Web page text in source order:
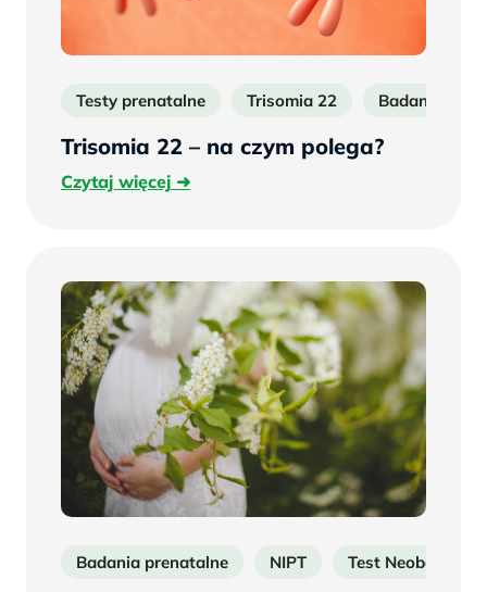
Testy prenatalne Trisomia 22 Badania
Trisomia 22 – na czym polega?
Czytaj więcejCzytaj
Badania prenatalne NIPT Test Neobona